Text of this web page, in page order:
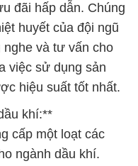
đãi hấp dẫn. Chúng
huyết của đội ngũ
nghe và tư vấn cho
việc sử dụng sản
hiệu suất tốt nhất.
khí:**
cấp một loạt các
ngành dầu khí.